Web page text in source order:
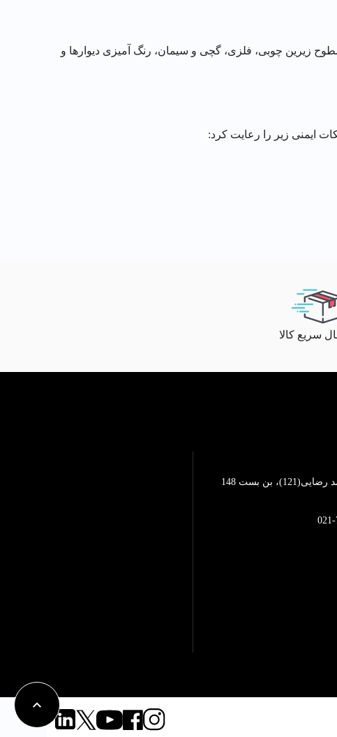
زیرین چوبی، فلزی، گچی و سیمان، رنگ آمیزی دیوارها و
ایمنی زیر را رعایت کرد:
سریع کالا
تهرانپارس، خیابان محمد رضایی(121)، بن بست 148